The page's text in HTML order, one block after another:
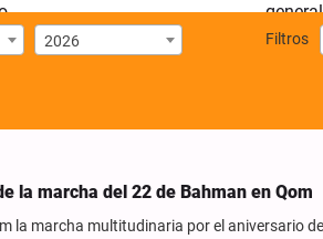
2026 Filtros
la marcha del 22 de Bahman en Qom
la marcha multitudinaria por el aniversario